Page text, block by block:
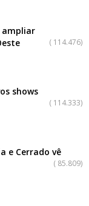
ampliar
( 114.476)
shows
( 114.333)
e Cerrado vê
( 85.809)